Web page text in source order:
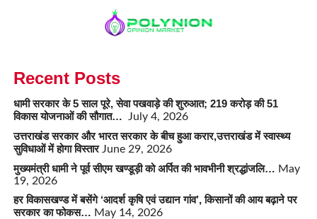
Recent Posts
धामी सरकार के 5 साल पूरे, सेवा पखवाड़े की शुरुआत; 219 करोड़ की 51
विकास योजनाओं की सौगात…
July 4, 2026
उत्तराखंड सरकार और भारत सरकार के बीच हुआ करार,उत्तराखंड में स्वास्थ्य
सुविधाओं में होगा विस्तार June 29, 2026
मुख्यमंत्री धामी ने पूर्व सीएम खण्डूड़ी को अर्पित की भावभीनी श्रद्धांजलि… May
19, 2026
हर विकासखण्ड में बसेंगे ‘आदर्श कृषि एवं उद्यान गांव’, किसानों की आय बढ़ाने पर
सरकार का फोकस… May 14, 2026